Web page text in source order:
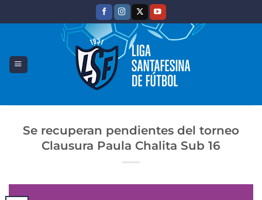
Se recuperan pendientes del torneo
Clausura Paula Chalita Sub 16